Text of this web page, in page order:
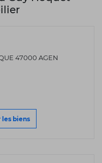
47000 AGEN
les biens